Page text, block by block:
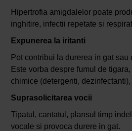
Hipertrofia amigdalelor poate
inghitire, infectii repetate si
Expunerea la iritanti
Pot contribui la durerea in gat sau
Este vorba despre fumul de
chimice (detergenti,
Suprasolicitarea vocii
Tipatul, cantatul, plansul timp
vocale si provoca durere in gat.